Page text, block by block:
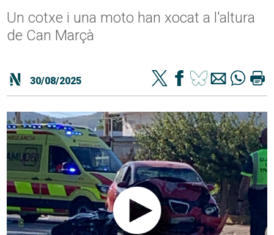
Un cotxe i una moto han xocat a l'altura
de Can Marçà
30/08/2025